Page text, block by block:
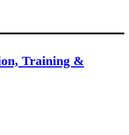
Training &